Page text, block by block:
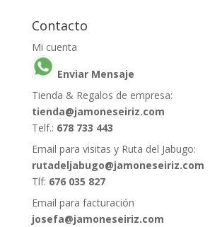
Contacto
Mi cuenta
Enviar Mensaje
Tienda & Regalos de empresa:
tienda@jamoneseiriz.com
Telf.: 678 733 443
Email para visitas y Ruta del Jabugo:
rutadeljabugo@jamoneseiriz.com
Tlf: 676 035 827
Email para facturación
josefa@jamoneseiriz.com